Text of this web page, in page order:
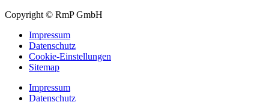
Copyright © RmP GmbH
Impressum
Datenschutz
Cookie-Einstellungen
Sitemap
Impressum
Datenschutz